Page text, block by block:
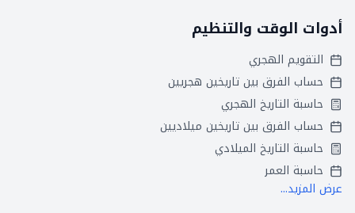
أدوات الوقت والتنظيم
التقويم الهجري
حساب الفرق بين تاريخين هجريين
حاسبة التاريخ الهجري
حساب الفرق بين تاريخين ميلاديين
حاسبة التاريخ الميلادي
حاسبة العمر
عرض المزيد...